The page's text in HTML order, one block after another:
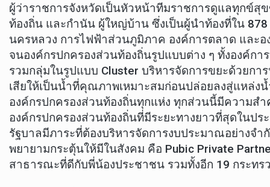
ผู้ว่าราชการจังหวัดเป็นหัวหน้าทีมราชการดูแลทุกข์สุ
ท้องถิ่น และกำนัน ผู้ใหญ่บ้าน ซึ่งเป็นผู้นำท้องที่ใน
นครหลวง การไฟฟ้าส่วนภูมิภาค องค์การตลาด และอ
จนองค์กรปกครองส่วนท้องถิ่นรูปแบบต่าง ๆ ทั้งองค์ก
รวมกลุ่มในรูปแบบ Cluster บริหารจัดการขยะด้วยกา
เสียให้เป็นน้ำที่คุณภาพเหมาะสมก่อนปล่อยลงสู่แหล่ง
องค์กรปกครองส่วนท้องถิ่นทุกแห่ง ทุกส่วนนี้มีความส
องค์กรปกครองส่วนท้องถิ่นที่มีระยะทางยาวที่สุดในปร
รัฐบาลมีภาระที่ต้องบริหารจัดการงบประมาณอย่าง
พยายามกระตุ้นให้มีในสังคม คือ Pubic Private
สาธารณะที่ดีกับพี่น้องประชาชน รวมทั้งอีก 19 กระทร